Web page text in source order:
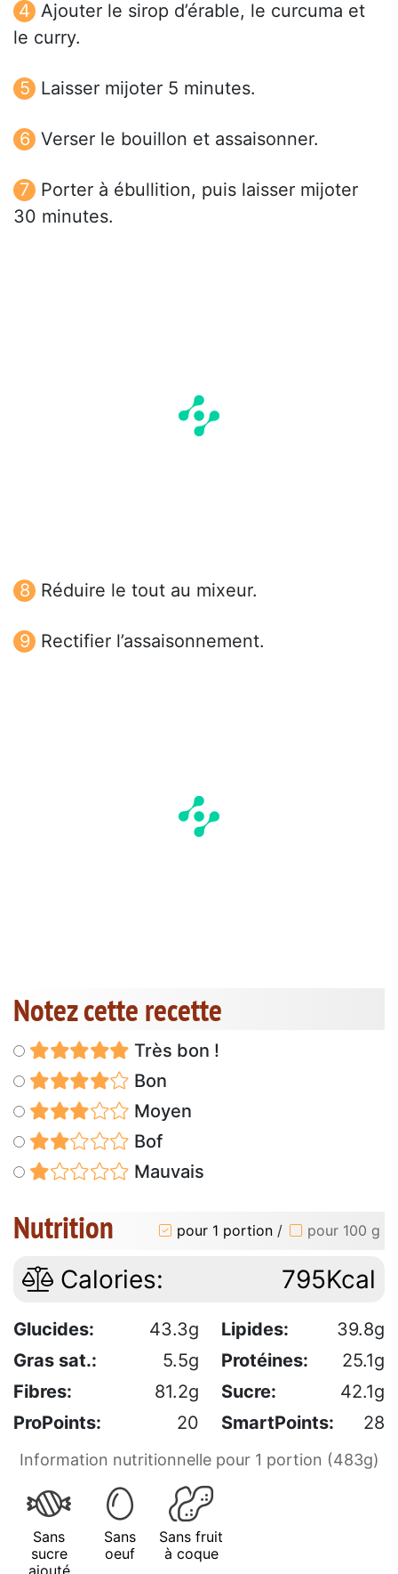
Ajouter le sirop d’érable, le curcuma et
le curry.
Laisser mijoter 5 minutes.
Verser le bouillon et assaisonner.
Porter à ébullition, puis laisser mijoter
30 minutes.
Réduire le tout au mixeur.
Rectifier l’assaisonnement.
Notez cette recette
Très bon !
Bon
Moyen
Bof
Mauvais
Nutrition pour 1 portion / pour 100 g
Calories: 795Kcal
Glucides: 43.3g Lipides:
39.8g
Gras sat.:
5.5g Protéines:
25.1g
Fibres:
81.2g Sucre:
42.1g
ProPoints:
20 SmartPoints: 28
Information nutritionnelle pour 1 portion (483g)
Sans
sucre
ajouté
Sans
oeuf
Sans fruit
à coque